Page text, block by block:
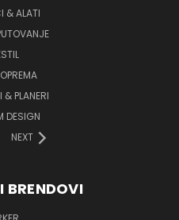
& ALATI
& PLANERI
DESIGN
NEXT
BRENDOVI